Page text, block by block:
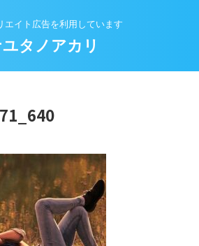
エイト広告を利用しています
タノアカリ